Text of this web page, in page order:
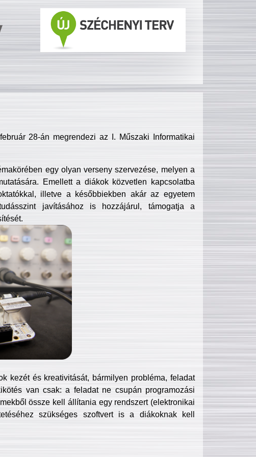
28-án megrendezi az I. Műszaki Informatikai
egy olyan verseny szervezése, melyen a
Emellett a diákok közvetlen kapcsolatba
illetve a későbbiekben akár az egyetem
javításához is hozzájárul, támogatja a
kezét és kreativitását, bármilyen probléma, feladat
van csak: a feladat ne csupán programozási
össze kell állítania egy rendszert (elektronikai
szükséges szoftvert is a diákoknak kell